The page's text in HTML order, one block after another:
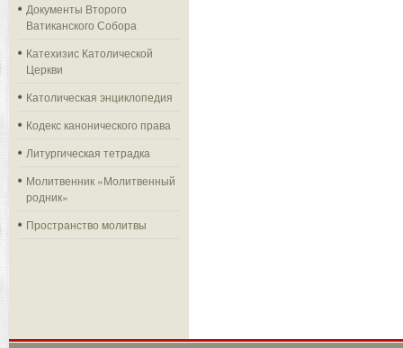
Документы Второго
Ватиканского Собора
Катехизис Католической
Церкви
Католическая энциклопедия
Кодекс канонического права
Литургическая тетрадка
Молитвенник «Молитвенный
родник»
Пространство молитвы